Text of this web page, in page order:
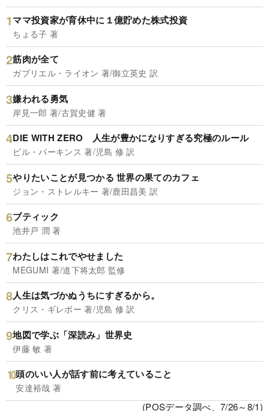
ママ投資家が育休中に１億貯めた株式投資
ちょる子 著
筋肉が全て
ガブリエル・ライオン 著/御立英史 訳
嫌われる勇気
岸見一郎 著/古賀史健 著
DIE WITH ZERO 人生が豊かになりすぎる究極のルール
ビル・パーキンス 著/児島 修 訳
やりたいことが見つかる 世界の果てのカフェ
ジョン・ストレルキー 著/鹿田昌美 訳
ブティック
池井戸 潤 著
わたしはこれでやせました
MEGUMI 著/道下将太郎 監修
人生は気づかぬうちにすぎるから。
クリス・ギレボー 著/児島 修 訳
地図で学ぶ「深読み」世界史
伊藤 敏 著
頭のいい人が話す前に考えていること
安達裕哉 著
(POSデータ調べ、7/26～8/1)